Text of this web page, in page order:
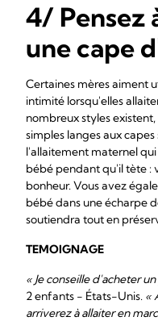
4/ Pensez
une cape
Certaines mères aiment
intimité lorsqu'elles
nombreux styles
simples langes aux
l'allaitement maternel
bébé pendant qu'il tète :
bonheur. Vous avez
bébé dans une écharpe
soutiendra tout en
TEMOIGNAGE
« Je conseille d'acheter
2 enfants - États-Unis. «
arriverez à allaiter en